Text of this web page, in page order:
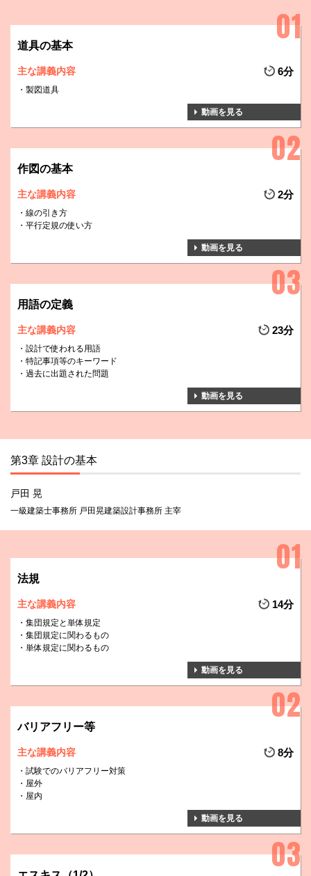
道具の基本
主な講義内容 6分
製図道具
動画を見る
作図の基本
主な講義内容 2分
線の引き方
平行定規の使い方
動画を見る
用語の定義
主な講義内容 23分
設計で使われる用語
特記事項等のキーワード
過去に出題された問題
動画を見る
第3章 設計の基本
戸田 晃
一級建築士事務所 戸田晃建築設計事務所 主宰
法規
主な講義内容 14分
集団規定と単体規定
集団規定に関わるもの
単体規定に関わるもの
動画を見る
バリアフリー等
主な講義内容 8分
試験でのバリアフリー対策
屋外
屋内
動画を見る